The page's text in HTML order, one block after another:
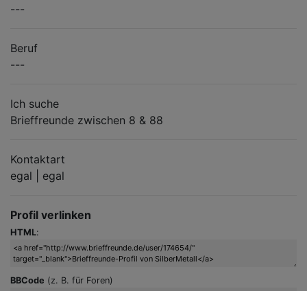
---
Beruf
---
Ich suche
Brieffreunde zwischen 8 & 88
Kontaktart
egal | egal
Profil verlinken
HTML:
BBCode (z. B. für Foren)